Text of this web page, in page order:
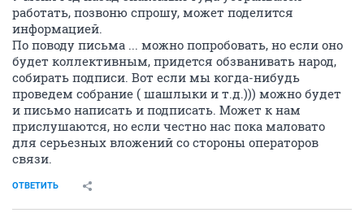
работать, позвоню спрошу, может поделится
информацией.
По поводу письма ... можно попробовать, но если оно
будет коллективным, придется обзванивать народ,
собирать подписи. Вот если мы когда-нибудь
проведем собрание ( шашлыки и т.д.))) можно будет
и письмо написать и подписать. Может к нам
прислушаются, но если честно нас пока маловато
для серьезных вложений со стороны операторов
связи.
ОТВЕТИТЬ